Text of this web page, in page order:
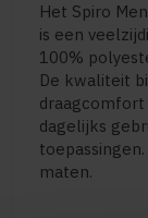
Het Spiro
is een
100%
De kwaliteit
draagcomfort
dagelijks
maten.